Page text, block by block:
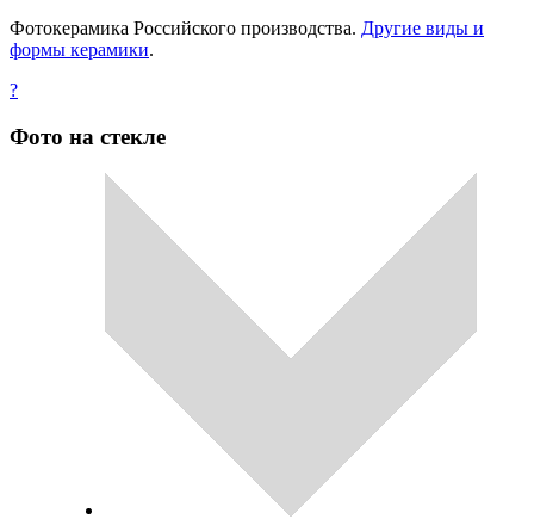
Фотокерамика Российского производства. Другие виды и
формы керамики.
?
Фото на стекле